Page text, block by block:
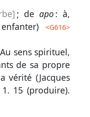
; de apo : à,
<G616>
sens spirituel,
de sa propre
vérité (Jacques
1. 15 (produire).